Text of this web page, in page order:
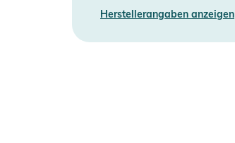
Herstellerangaben anzeigen